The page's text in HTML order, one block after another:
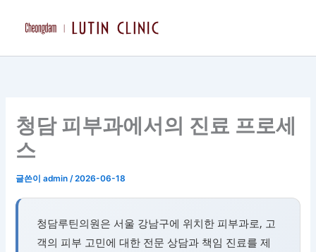
로
청담 피부과에서의 진료 프로세
스
글쓴이admin/2026-06-18
청담루틴의원은 서울 강남구에 위치한 피부과로, 고
객의 피부 고민에 대한 전문 상담과 책임 진료를 제